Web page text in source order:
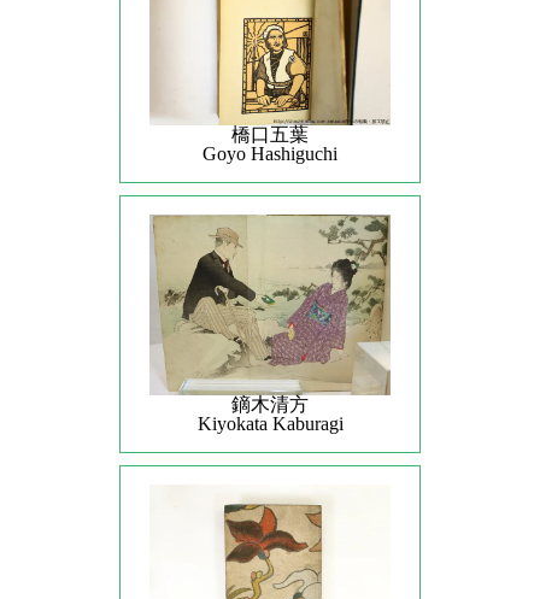
橋口五葉
Goyo Hashiguchi
鏑木清方
Kiyokata Kaburagi